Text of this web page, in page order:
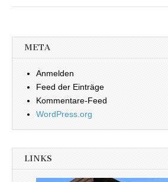
META
Anmelden
Feed der Einträge
Kommentare-Feed
WordPress.org
LINKS